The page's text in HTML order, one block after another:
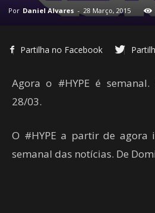
Por Daniel Alvares - 28 Março, 2015
Partilha no Facebook
Agora o #HYPE é
28/03.
O #HYPE a partir de agora
semanal das notícias. De